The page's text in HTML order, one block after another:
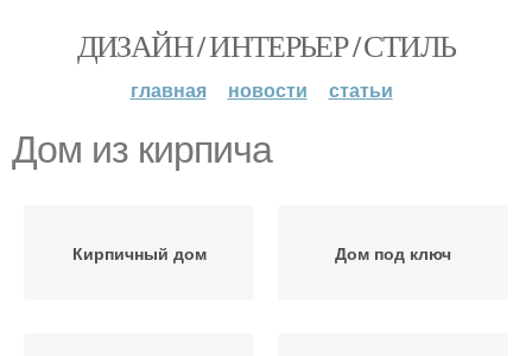
ДИЗАЙН / ИНТЕРЬЕР / СТИЛЬ
главная новости статьи
Дом из кирпича
Кирпичный дом Дом под ключ